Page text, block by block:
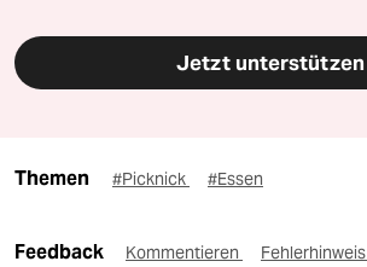
Jetzt unterstützen
Themen #Picknick #Essen
Feedback Kommentieren Fehlerhinweis